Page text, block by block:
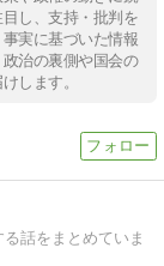
し、支持・批判を
実に基づいた情報
治の裏側や国会の
します。
話をまとめていま